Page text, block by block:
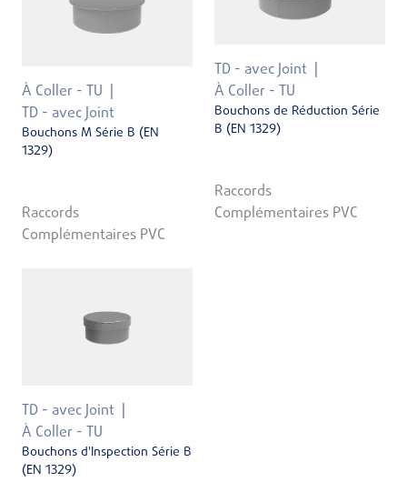
À Coller - TU
TD - avec Joint
Bouchons M Série B (EN
1329)
Raccords
Complémentaires PVC
TD - avec Joint
À Coller - TU
Bouchons de Réduction Série
B (EN 1329)
Raccords
Complémentaires PVC
TD - avec Joint
À Coller - TU
Bouchons d'Inspection Série B
(EN 1329)